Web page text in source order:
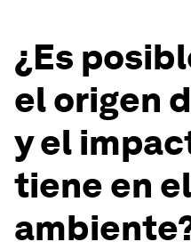
¿Es
el origen
y el
tiene en